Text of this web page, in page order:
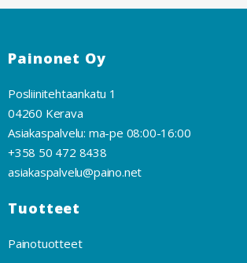
Painonet Oy
Posliinitehtaankatu 1
04260 Kerava
Asiakaspalvelu: ma-pe 08:00-16:00
+358 50 472 8438
asiakaspalvelu@paino.net
Tuotteet
Painotuotteet